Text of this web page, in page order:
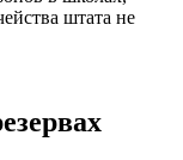
штата не